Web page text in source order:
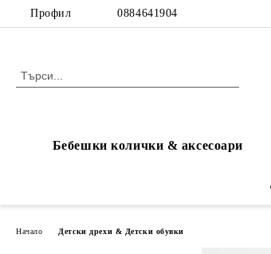
Профил 0884641904
Бебешки колички & аксесоари
Начало Детски дрехи & Детски обувки